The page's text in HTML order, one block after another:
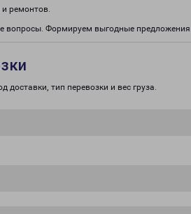
ремонтов.
вопросы. Формируем выгодные
доставки, тип перевозки и вес груза.